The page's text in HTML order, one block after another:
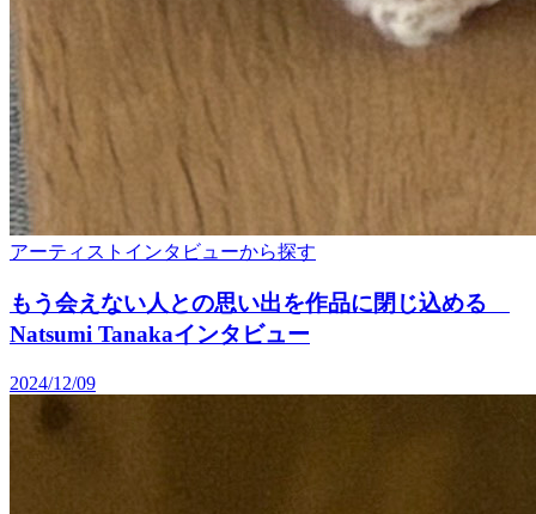
アーティストインタビューから探す
もう会えない人との思い出を作品に閉じ込める
Natsumi Tanakaインタビュー
2024/12/09